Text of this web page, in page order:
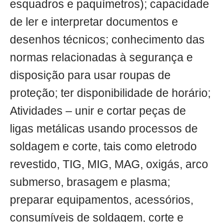
esquadros e paquímetros); capacidade
de ler e interpretar documentos e
desenhos técnicos; conhecimento das
normas relacionadas à segurança e
disposição para usar roupas de
proteção; ter disponibilidade de horário;
Atividades – unir e cortar peças de
ligas metálicas usando processos de
soldagem e corte, tais como eletrodo
revestido, TIG, MIG, MAG, oxigás, arco
submerso, brasagem e plasma;
preparar equipamentos, acessórios,
consumíveis de soldagem, corte e